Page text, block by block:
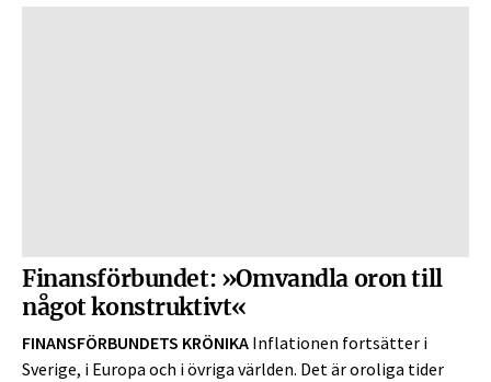
Finansförbundet: »Omvandla oron till
något konstruktivt«
FINANSFÖRBUNDETS KRÖNIKA Inflationen fortsätter i
Sverige, i Europa och i övriga världen. Det är oroliga tider